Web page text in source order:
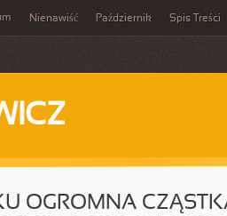
Nienawiść Październik Spis Treści
OGROMNA